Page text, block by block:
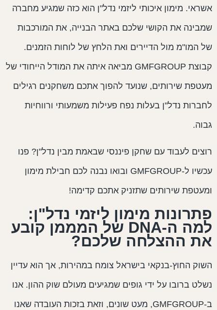
מימון איכותי ליזמי נדל"ן הוא כזה שמגיע מחברה
את הקושי שלכם באתר הבנייה, את המורכבות
המו"מ מול הדיירים ואת הלחץ של לוחות הזמנים.
קבוצת GMFGROUP מביאה איתה את המודל הייחודי של
שירותים, שנועד להפוך אתכם משחקנים רגילים
נדל"ן בעלות נפח פעילות משמעותי ורווחיות
לעבוד עם שחקן פיננסי שבאמת מבין נדל"ן? פנו
עכשיו ל-GMFGROUP ובואו נבנה לכם חבילת מימון
שירותים שתזניק אתכם קדימה!
מימון ליזמי נדל"ן:
למה ה-DNA של המממן קובע
ההצלחה שלכם?
החוץ-בנקאי בישראל צומח במהירות, אך הוא עדיין
ברובו על ידי גופים שמגיעים מעולם שוק ההון. אנו
ב-GMFGROUP, מעט שונים, וזאת בזכות העובדה שאנו